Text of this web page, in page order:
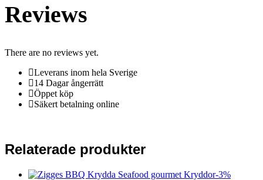
Reviews
There are no reviews yet.
Leverans inom hela Sverige
14 Dagar ångerrätt
Öppet köp
Säkert betalning online
Relaterade produkter
-3%